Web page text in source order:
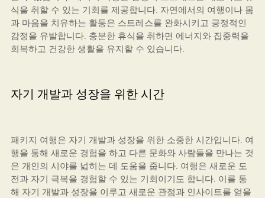
식을 취할 수 있는 기회를 제공합니다. 자연에서의 여행이나 몸
과 마음을 치유하는 활동은 스트레스를 완화시키고 긍정적인
감정을 유발합니다. 충분한 휴식을 취하면 에너지와 집중력을
회복하고 건강한 생활을 유지할 수 있습니다.
자기 개발과 성장을 위한 시간
패키지 여행은 자기 개발과 성장을 위한 소중한 시간입니다. 여
행을 통해 새로운 경험을 하고 다른 문화와 사람들을 만나는 것
은 개인의 시야를 넓히는 데 도움을 줍니다. 여행은 새로운 도
전과 자기 극복을 경험할 수 있는 기회이기도 합니다. 이를 통
해 자기 개발과 성장을 이루고 새로운 관점과 인사이트를 얻을